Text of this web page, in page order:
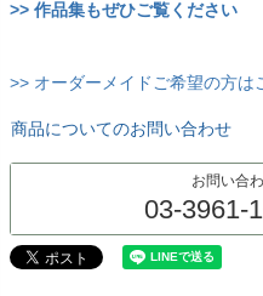
>> 作品集もぜひご覧ください
>> オーダーメイドご希望の方は
商品についてのお問い合わせ
お問い合
03-3961-